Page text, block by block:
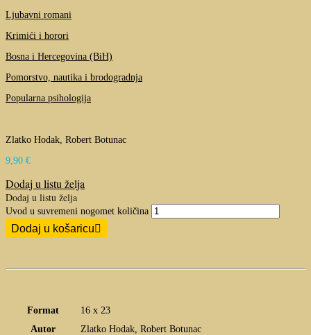
Ljubavni romani
Krimići i horori
Bosna i Hercegovina (BiH)
Pomorstvo, nautika i brodogradnja
Popularna psihologija
Zlatko Hodak, Robert Botunac
9,90 €
Dodaj u listu želja
Dodaj u listu želja
Uvod u suvremeni nogomet količina
Dodaj u košaricu
Format
16 x 23
Autor
Zlatko Hodak, Robert Botunac